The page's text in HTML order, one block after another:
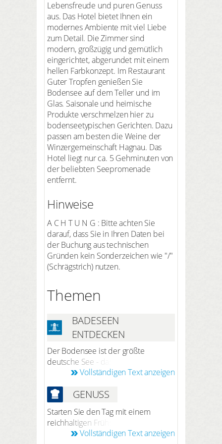
Lebensfreude und puren Genuss
aus. Das Hotel bietet Ihnen ein
modernes Ambiente mit viel Liebe
zum Detail. Die Zimmer sind
modern, großzügig und gemütlich
eingerichtet, abgerundet mit einem
hellen Farbkonzept. Im Restaurant
Guter Tropfen genießen Sie
Bodensee auf dem Teller und im
Glas. Saisonale und heimische
Produkte verschmelzen hier zu
bodenseetypischen Gerichten. Dazu
passen am besten die Weine der
Winzergemeinschaft Hagnau. Das
Hotel liegt nur ca. 5 Gehminuten von
der beliebten Seepromenade
entfernt.
Hinweise
A C H T U N G : Bitte achten Sie
darauf, dass Sie in Ihren Daten bei
der Buchung aus technischen
Gründen kein Sonderzeichen wie "/"
(Schrägstrich) nutzen.
Themen
BADESEEN
ENTDECKEN
Der Bodensee ist der größte
deutsche See - das ist so nicht ganz
richtig. Der Bodensee ist ein
Teil des Ufers liegt zwar auf der
deutschen Seite, aber Österreich
und die Schweiz sind ebenfalls
Anrainer-Staaten. Der Bodensee ist
zu jeder Jahreszeit attraktiv, aber
Vollständigen Text anzeigen
GENUSS
Starten Sie den Tag mit einem
reichhaltigen Frühstücksbuffet. Die
Vielfalt und Frische sind ein
Vollständigen Text anzeigen